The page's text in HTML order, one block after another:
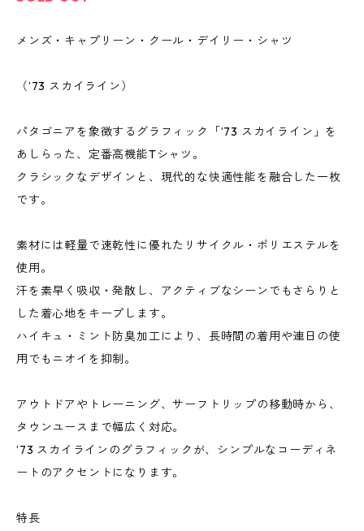
メンズ・キャプリーン・クール・デイリー・シャツ
（’73 スカイライン）
パタゴニアを象徴するグラフィック「’73 スカイライン」を
あしらった、定番高機能Tシャツ。
クラシックなデザインと、現代的な快適性能を融合した一枚
です。
素材には軽量で速乾性に優れたリサイクル・ポリエステルを
使用。
汗を素早く吸収・発散し、アクティブなシーンでもさらりと
した着心地をキープします。
ハイキュ・ミント防臭加工により、長時間の着用や連日の使
用でもニオイを抑制。
アウトドアやトレーニング、サーフトリップの移動時から、
タウンユースまで幅広く対応。
’73 スカイラインのグラフィックが、シンプルなコーディネ
ートのアクセントになります。
特長